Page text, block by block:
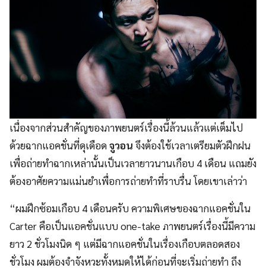
เนื่องจากส่วนสำคัญของภาพยนตร์เรื่องนี้ล้วนแล้วแต่เต็มไป
ด้วยฉากแอคชั่นที่ดุเดือดจูวอน จึงต้องใช้เวลาเตรียมตัวฝึกฝน
เพื่อถ่ายทำฉากเหล่านั้นเป็นเวลายาวนานเกือบ 4 เดือน แถมยัง
ต้องอาศัยความแม่นยำเพื่อการถ่ายทำที่ราบรื่น โดยเขาเล่าว่า
“ผมฝึกซ้อมเกือบ 4 เดือนครับ ความพิเศษของฉากแอคชั่นใน
Carter คือเป็นแอคชั่นแบบ one-take ภาพยนตร์เรื่องนี้มีความ
ยาว 2 ชั่วโมงนิด ๆ แต่มีฉากแอคชั่นในเรื่องเกือบตลอดสอง
ชั่วโมง ผมต้องจำจังหวะทั้งหมดให้ได้ก่อนที่จะเริ่มถ่ายทำ ถึง